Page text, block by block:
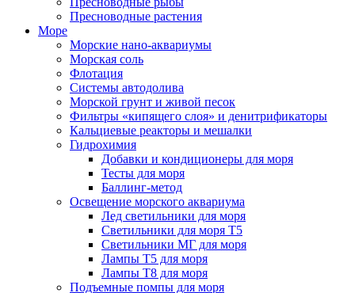
Пресноводные растения
Море
Морские нано-аквариумы
Морская соль
Флотация
Системы автодолива
Морской грунт и живой песок
Фильтры «кипящего слоя» и денитрификаторы
Кальциевые реакторы и мешалки
Гидрохимия
Добавки и кондиционеры для моря
Тесты для моря
Баллинг-метод
Освещение морского аквариума
Лед светильники для моря
Светильники для моря Т5
Светильники МГ для моря
Лампы Т5 для моря
Лампы Т8 для моря
Подъемные помпы для моря